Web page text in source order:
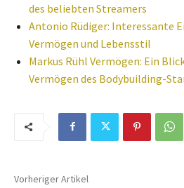
des beliebten Streamers
Antonio Rüdiger: Interessante
Vermögen und Lebensstil
Markus Rühl Vermögen: Ein
Vermögen des Bodybuilding-
Vorheriger Artikel